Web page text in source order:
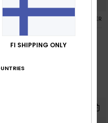
1 RECYCLED FIBER
Wavy Baby Elongated Dcup
Women Orange Elongated
55,00
FI SHIPPING ONLY